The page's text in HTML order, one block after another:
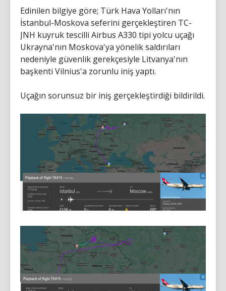
Edinilen bilgiye göre; Türk Hava Yolları'nın
İstanbul-Moskova seferini gerçekleştiren TC-
JNH kuyruk tescilli Airbus A330 tipi yolcu uçağı
Ukrayna'nın Moskova'ya yönelik saldırıları
nedeniyle güvenlik gerekçesiyle Litvanya'nın
başkenti Vilnius'a zorunlu iniş yaptı.
Uçağın sorunsuz bir iniş gerçekleştirdiği bildirildi.